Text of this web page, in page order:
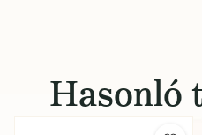
Hasonló